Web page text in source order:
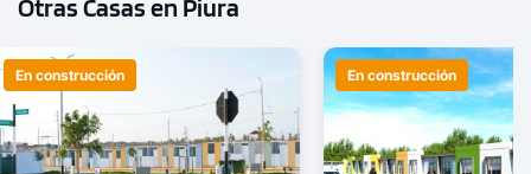
Otras Casas en Piura
En construcción En construcción